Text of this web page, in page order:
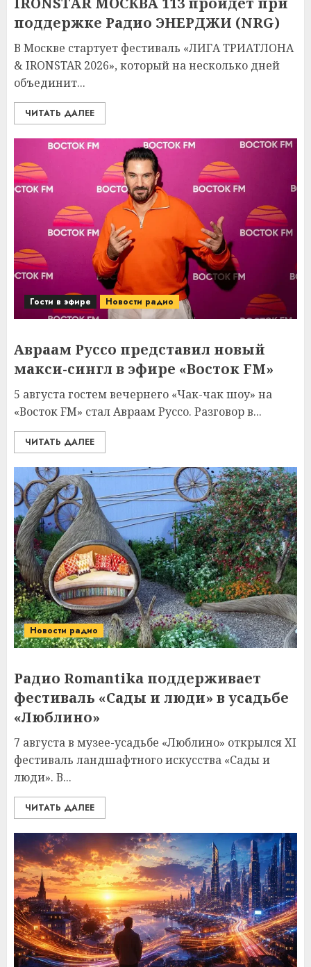
поддержке Радио ЭНЕРДЖИ (NRG)
В Москве стартует фестиваль «ЛИГА ТРИАТЛОНА
& IRONSTAR 2026», который на несколько дней
объединит...
ЧИТАТЬ ДАЛЕЕ
Гости в эфире Новости радио
Авраам Руссо представил новый
макси-сингл в эфире «Восток FM»
5 августа гостем вечернего «Чак-чак шоу» на
«Восток FM» стал Авраам Руссо. Разговор в...
ЧИТАТЬ ДАЛЕЕ
Новости радио
Радио Romantika поддерживает
фестиваль «Сады и люди» в усадьбе
«Люблино»
7 августа в музее-усадьбе «Люблино» открылся XI
фестиваль ландшафтного искусства «Сады и
люди». В...
ЧИТАТЬ ДАЛЕЕ